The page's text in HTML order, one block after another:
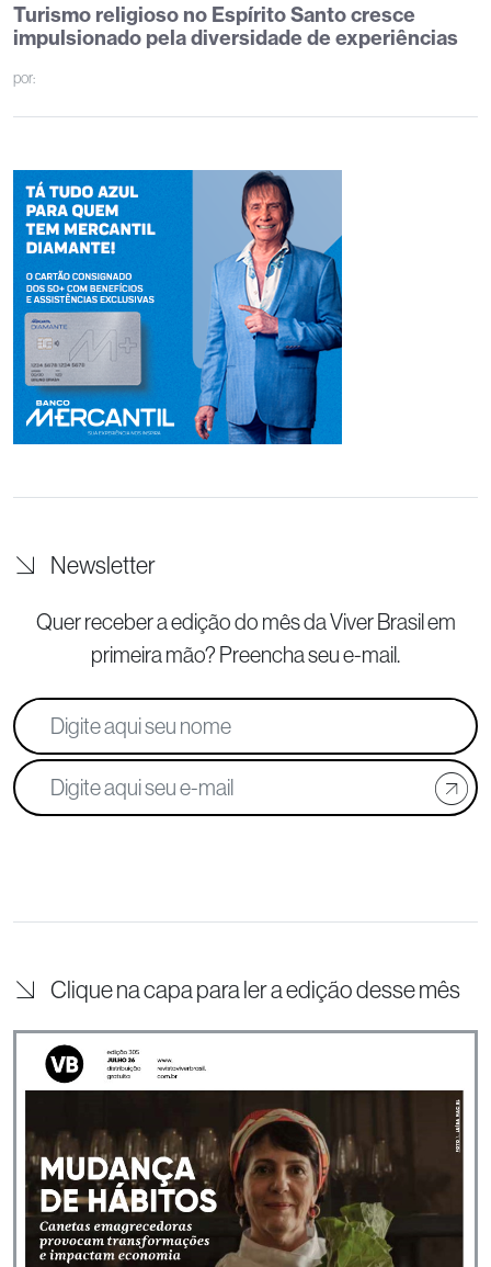
Turismo religioso no Espírito Santo cresce
impulsionado pela diversidade de experiências
por:
Newsletter
Quer receber a edição do mês da Viver Brasilem
primeira mão? Preencha seu e-mail.
Clique na capa para ler a edição desse mês